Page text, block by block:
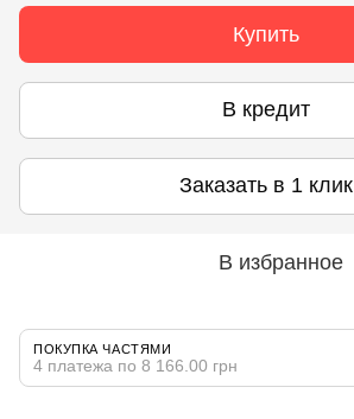
Купить
В кредит
Заказать в 1 клик
В избранное
ПОКУПКА ЧАСТЯМИ
4 платежа по 8 166.00 грн